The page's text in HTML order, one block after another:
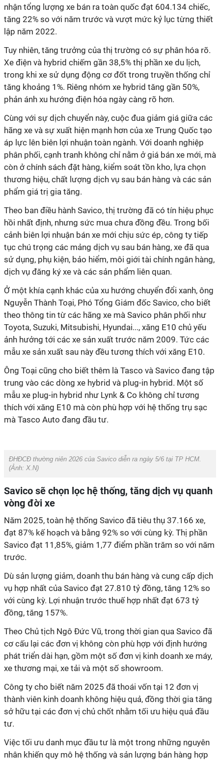
nhận tổng lượng xe bán ra toàn quốc đạt 604.134 chiếc,
tăng 22% so với năm trước và vượt mức kỷ lục từng thiết
lập năm 2022.
Tuy nhiên, tăng trưởng của thị trường có sự phân hóa rõ.
Xe điện và hybrid chiếm gần 38,5% thị phần xe du lịch,
trong khi xe sử dụng động cơ đốt trong truyền thống chỉ
tăng khoảng 1%. Riêng nhóm xe hybrid tăng gần 50%,
phản ánh xu hướng điện hóa ngày càng rõ hơn.
Cùng với sự dịch chuyển này, cuộc đua giảm giá giữa các
hãng xe và sự xuất hiện mạnh hơn của xe Trung Quốc tạo
áp lực lên biên lợi nhuận toàn ngành. Với doanh nghiệp
phân phối, cạnh tranh không chỉ nằm ở giá bán xe mới, mà
còn ở chính sách đặt hàng, kiểm soát tồn kho, lựa chọn
thương hiệu, chất lượng dịch vụ sau bán hàng và các sản
phẩm giá trị gia tăng.
Theo ban điều hành Savico, thị trường đã có tín hiệu phục
hồi nhất định, nhưng sức mua chưa đồng đều. Trong bối
cảnh biên lợi nhuận bán xe mới chịu sức ép, công ty tiếp
tục chú trọng các mảng dịch vụ sau bán hàng, xe đã qua
sử dụng, phụ kiện, bảo hiểm, môi giới tài chính ngân hàng,
dịch vụ đăng ký xe và các sản phẩm liên quan.
Ở một khía cạnh khác của xu hướng chuyển đổi xanh, ông
Nguyễn Thành Toại, Phó Tổng Giám đốc Savico, cho biết
theo thông tin từ các hãng xe mà Savico phân phối như
Toyota, Suzuki, Mitsubishi, Hyundai..., xăng E10 chủ yếu
ảnh hưởng tới các xe sản xuất trước năm 2009. Tức các
mẫu xe sản xuất sau này đều tương thích với xăng E10.
Ông Toại cũng cho biết thêm là Tasco và Savico đang tập
trung vào các dòng xe hybrid và plug-in hybrid. Một số
mẫu xe plug-in hybrid như Lynk & Co không chỉ tương
thích với xăng E10 mà còn phù hợp với hệ thống trụ sạc
mà Tasco Auto đang đầu tư.
ĐHĐCĐ thường niên 2026 của Savico diễn ra ngày 5/6 tại TP HCM.
(Ảnh: X.N)
Savico sẽ chọn lọc hệ thống, tăng dịch vụ quanh
vòng đời xe
Năm 2025, toàn hệ thống Savico đã tiêu thụ 37.166 xe,
đạt 87% kế hoạch và bằng 92% so với cùng kỳ. Thị phần
Savico đạt 11,85%, giảm 1,77 điểm phần trăm so với năm
trước.
Dù sản lượng giảm, doanh thu bán hàng và cung cấp dịch
vụ hợp nhất của Savico đạt 27.810 tỷ đồng, tăng 12% so
với cùng kỳ. Lợi nhuận trước thuế hợp nhất đạt 673 tỷ
đồng, tăng 157%.
Theo Chủ tịch Ngô Đức Vũ, trong thời gian qua Savico đã
cơ cấu lại các đơn vị không còn phù hợp với định hướng
phát triển dài hạn, gồm một số đơn vị kinh doanh xe máy,
xe thương mại, xe tải và một số showroom.
Công ty cho biết năm 2025 đã thoái vốn tại 12 đơn vị
thành viên kinh doanh không hiệu quả, đồng thời gia tăng
sở hữu tại các đơn vị chủ chốt nhằm tối ưu hiệu quả đầu
tư.
Việc tối ưu danh mục đầu tư là một trong những nguyên
nhân khiến quy mô hệ thống và sản lượng bán hàng hợp